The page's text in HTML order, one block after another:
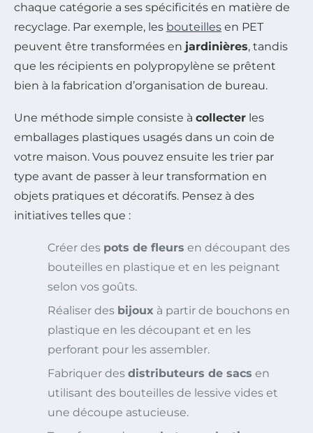
chaque catégorie a ses spécificités en matière de
recyclage. Par exemple, les bouteilles en PET
peuvent être transformées en jardinières, tandis
que les récipients en polypropylène se prêtent
bien à la fabrication d’organisation de bureau.
Une méthode simple consiste à collecter les
emballages plastiques usagés dans un coin de
votre maison. Vous pouvez ensuite les trier par
type avant de passer à leur transformation en
objets pratiques et décoratifs. Pensez à des
initiatives telles que :
Créer des pots de fleurs en découpant des
bouteilles en plastique et en les peignant
selon vos goûts.
Réaliser des bijoux à partir de bouchons en
plastique en les découpant et en les
perforant pour les assembler.
Fabriquer des distributeurs de sacs en
utilisant des bouteilles de lessive vides et
une découpe astucieuse.